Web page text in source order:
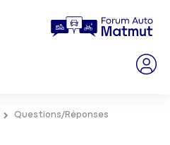
Questions/Réponses